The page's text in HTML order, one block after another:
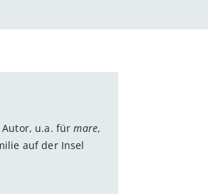
Autor, u.a. fürmare,
auf der Insel